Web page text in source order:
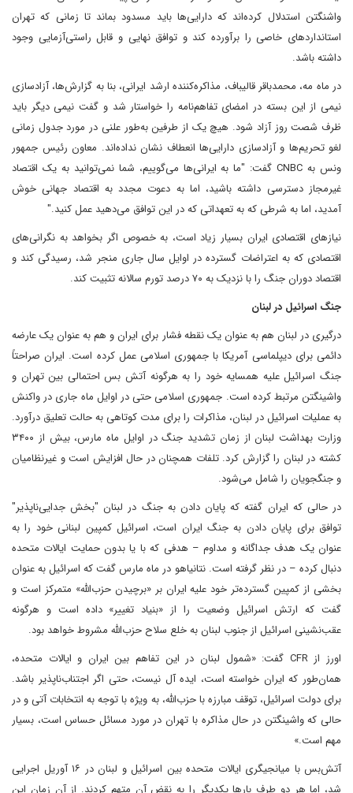
واشنگتن استدلال کرده‌اند که دارایی‌ها باید مسدود بماند تا زمانی که تهران
استانداردهای خاصی را برآورده کند و توافق نهایی و قابل راستی‌آزمایی وجود
داشته باشد.
در ماه مه، محمدباقر قالیباف، مذاکره‌کننده ارشد ایرانی، بنا به گزارش‌ها، آزادسازی
نیمی از این بسته در امضای تفاهم‌نامه را خواستار شد و گفت نیمی دیگر باید
ظرف شصت روز آزاد شود. هیچ یک از طرفین به‌طور علنی در مورد جدول زمانی
لغو تحریم‌ها و آزادسازی دارایی‌ها انعطاف نشان نداده‌اند. معاون رئیس جمهور
ونس به CNBC گفت: "ما به ایرانی‌ها می‌گوییم، شما نمی‌توانید به یک اقتصاد
غیرمجاز دسترسی داشته باشید، اما به دعوت مجدد به اقتصاد جهانی خوش
آمدید، اما به شرطی که به تعهداتی که در این توافق می‌دهید عمل کنید."
نیازهای اقتصادی ایران بسیار زیاد است، به خصوص اگر بخواهد به نگرانی‌های
اقتصادی که به اعتراضات گسترده در اوایل سال جاری منجر شد، رسیدگی کند و
اقتصاد دوران جنگ را با نزدیک به ۷۰ درصد تورم سالانه تثبیت کند.
جنگ اسرائیل در لبنان
درگیری در لبنان هم به عنوان یک نقطه فشار برای ایران و هم به عنوان یک عارضه
دائمی برای دیپلماسی آمریکا با جمهوری اسلامی عمل کرده است. ایران صراحتاً
جنگ اسرائیل علیه همسایه خود را به هرگونه آتش بس احتمالی بین تهران و
واشینگتن مرتبط کرده است. جمهوری اسلامی حتی در اوایل ماه جاری در واکنش
به عملیات اسرائیل در لبنان، مذاکرات را برای مدت کوتاهی به حالت تعلیق درآورد.
وزارت بهداشت لبنان از زمان تشدید جنگ در اوایل ماه مارس، بیش از ۳۴۰۰
کشته در لبنان را گزارش کرد. تلفات همچنان در حال افزایش است و غیرنظامیان
و جنگجویان را شامل می‌شود.
در حالی که ایران گفته که پایان دادن به جنگ در لبنان "بخش جدایی‌ناپذیر"
توافق برای پایان دادن به جنگ ایران است، اسرائیل کمپین لبنانی خود را به
عنوان یک هدف جداگانه و مداوم – هدفی که با یا بدون حمایت ایالات متحده
دنبال کرده – در نظر گرفته است. نتانیاهو در ماه مارس گفت که اسرائیل به عنوان
بخشی از کمپین گسترده‌تر خود علیه ایران بر «برچیدن حزب‌الله» متمرکز است و
گفت که ارتش اسرائیل وضعیت را از «بنیاد تغییر» داده است و هرگونه
عقب‌نشینی اسرائیل از جنوب لبنان به خلع سلاح حزب‌الله مشروط خواهد بود.
اورز از CFR گفت: «شمول لبنان در این تفاهم بین ایران و ایالات متحده،
همان‌طور که ایران خواسته است، ایده آل نیست، حتی اگر اجتناب‌ناپذیر باشد.
برای دولت اسرائیل، توقف مبارزه با حزب‌الله، به ویژه با توجه به انتخابات آتی و در
حالی که واشینگتن در حال مذاکره با تهران در مورد مسائل حساس است، بسیار
مهم است.»
آتش‌بس با میانجیگری ایالات متحده بین اسرائیل و لبنان در ۱۶ آوریل اجرایی
شد، اما هر دو طرف بارها یکدیگر را به نقض آن متهم کردند. از آن زمان این